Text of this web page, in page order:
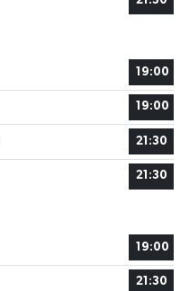
19:00
19:00
21:30
21:30
19:00
21:30